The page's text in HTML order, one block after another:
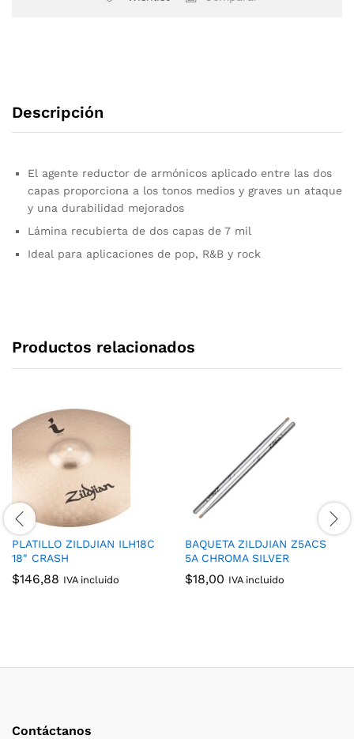
Descripción
El agente reductor de armónicos aplicado entre las dos
capas proporciona a los tonos medios y graves un ataque
y una durabilidad mejorados
Lámina recubierta de dos capas de 7 mil
Ideal para aplicaciones de pop, R&B y rock
Productos relacionados
PLATILLO ZILDJIAN ILH18C
18″ CRASH
$146,88 IVA incluido
BAQUETA ZILDJIAN Z5ACS
5A CHROMA SILVER
$18,00 IVA incluido
Contáctanos